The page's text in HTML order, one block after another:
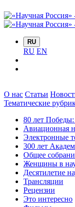
RU
RU EN
О нас Статьи
Тематические
80 лет
Авиационная
Электронные
300 лет
Общее
Женщины в
Десятилетие
Трансляции
Рецензии
Это интересно